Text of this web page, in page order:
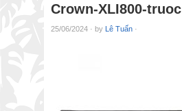
Crown-XLI800-truoc
25/06/2024 · by Lê Tuấn ·